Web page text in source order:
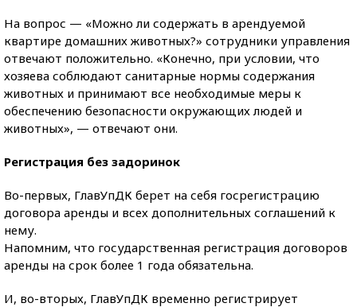
На вопрос — «Можно ли содержать в арендуемой
квартире домашних животных?» сотрудники управления
отвечают положительно. «Конечно, при условии, что
хозяева соблюдают санитарные нормы содержания
животных и принимают все необходимые меры к
обеспечению безопасности окружающих людей и
животных», — отвечают они.
Регистрация без задоринок
Во-первых, ГлавУпДК берет на себя госрегистрацию
договора аренды и всех дополнительных соглашений к
нему.
Напомним, что государственная регистрация договоров
аренды на срок более 1 года обязательна.
И, во-вторых, ГлавУпДК временно регистрирует